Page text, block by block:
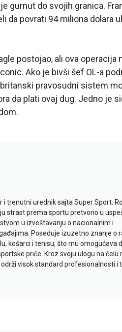
gurnut do svojih granica.
da povrati 94 miliona dolara
postojao, ali ova operacija
Ako je bivši šef OL-a
pravosudni sistem
da plati ovaj dug. Jedno je
i trenutni urednik sajta Super Sport.
strast prema sportu pretvorio u
u izveštavanju o nacionalnim i
Poseduje izuzetno znanje o
košarci i tenisu, što mu omogućava
priče. Kroz svoju ulogu na čelu
visok standard profesionalnosti i